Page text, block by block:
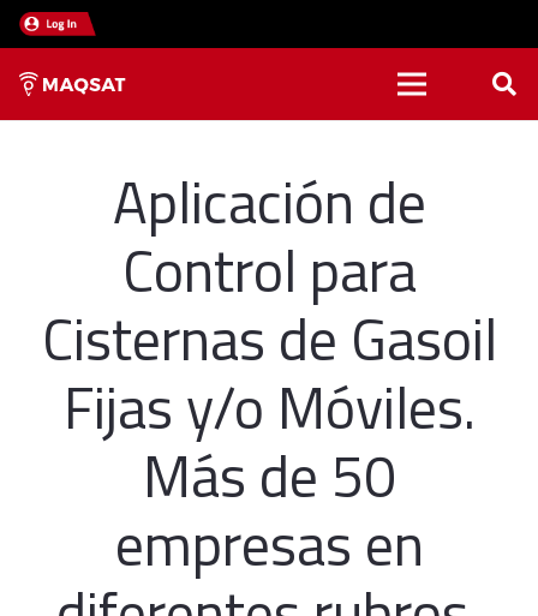
Aplicación de
Control para
Cisternas de Gasoil
Fijas y/o Móviles.
Más de 50
empresas en